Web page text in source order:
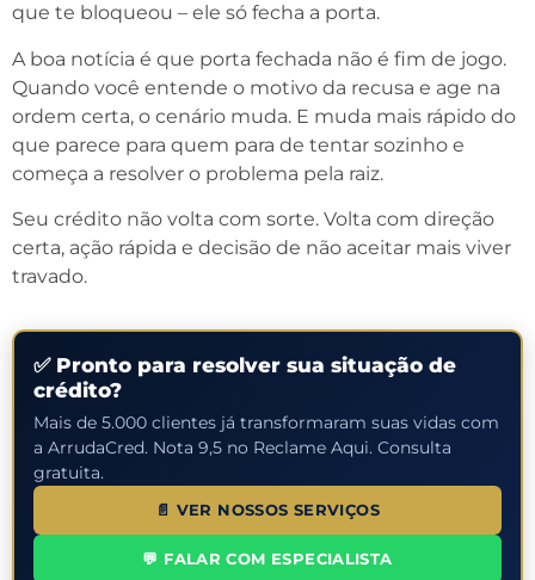
que te bloqueou – ele só fecha a porta.
A boa notícia é que porta fechada não é fim de jogo.
Quando você entende o motivo da recusa e age na
ordem certa, o cenário muda. E muda mais rápido do
que parece para quem para de tentar sozinho e
começa a resolver o problema pela raiz.
Seu crédito não volta com sorte. Volta com direção
certa, ação rápida e decisão de não aceitar mais viver
travado.
✅ Pronto para resolver sua situação de
crédito?
Mais de 5.000 clientes já transformaram suas vidas com
a ArrudaCred. Nota 9,5 no Reclame Aqui. Consulta
gratuita.
📄 VER NOSSOS SERVIÇOS
💬 FALAR COM ESPECIALISTA